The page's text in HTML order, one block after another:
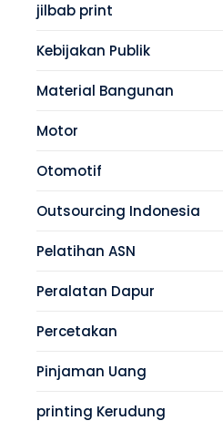
jilbab print
Kebijakan Publik
Material Bangunan
Motor
Otomotif
Outsourcing Indonesia
Pelatihan ASN
Peralatan Dapur
Percetakan
Pinjaman Uang
printing Kerudung